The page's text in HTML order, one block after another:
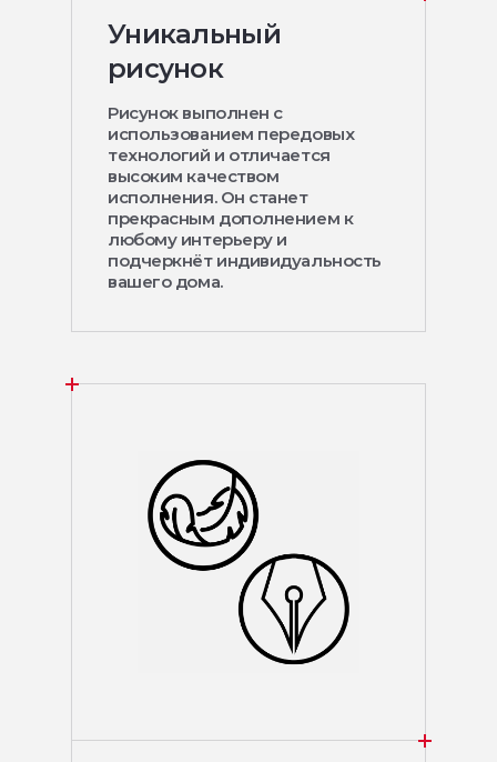
Уникальный
рисунок
Рисунок выполнен с
использованием передовых
технологий и отличается
высоким качеством
исполнения. Он станет
прекрасным дополнением к
любому интерьеру и
подчеркнёт индивидуальность
вашего дома.